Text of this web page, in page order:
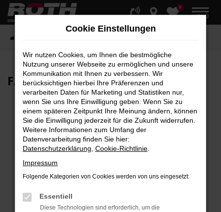
Zum
Hauptinhalt
0
MENÜ
FAHRZEUG-SHOWROOM
Fehler: Network Error
Beim Laden ist ein Fehler aufgetreten.
Hier sind ein paar Tipps, die dir helfen können:
Überprüfe deine Firewall und deine
Laden andere Webseiten, zum Beispiel deine
Suchmaschine?
Cookie Einstellungen
Wir nutzen Cookies, um Ihnen die bestmögliche
Nutzung unserer Webseite zu ermöglichen und unsere
Kommunikation mit Ihnen zu verbessern. Wir
berücksichtigen hierbei Ihre Präferenzen und
verarbeiten Daten für Marketing und Statistiken nur,
wenn Sie uns Ihre Einwilligung geben. Wenn Sie zu
einem späteren Zeitpunkt Ihre Meinung ändern, können
Sie die Einwilligung jederzeit für die Zukunft widerrufen.
Weitere Informationen zum Umfang der
Datenverarbeitung finden Sie hier:
Datenschutzerklärung Cookie-Richtlinie
Impressum
Folgende Kategorien von Cookies werden von uns eingesetzt:
Essentiell
Diese Technologien sind erforderlich, um die